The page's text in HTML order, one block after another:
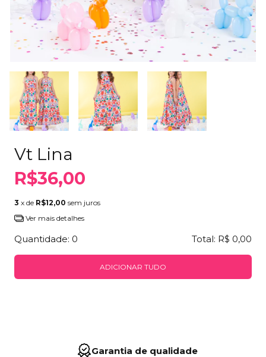
Vt Lina
R$36,00
3 x de R$12,00 sem juros
Ver mais detalhes
Quantidade: 0 Total: R$ 0,00
ADICIONAR TUDO
Garantia de qualidade